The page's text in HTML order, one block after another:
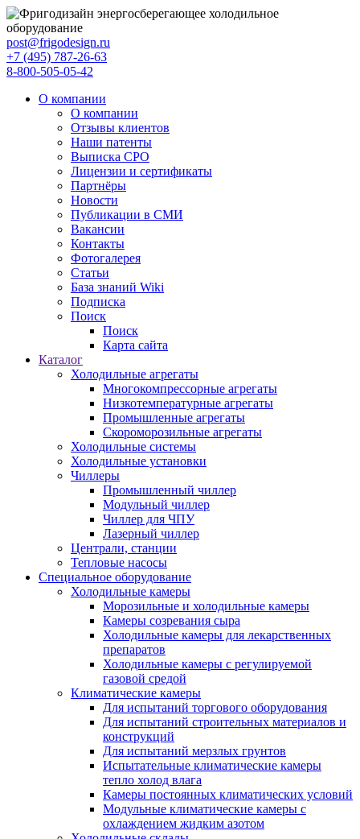
post@frigodesign.ru
+7 (495) 787-26-63
8-800-505-05-42
О компании
О компании
Отзывы клиентов
Наши патенты
Выписка СРО
Лицензии и сертификаты
Партнёры
Новости
Публикации в СМИ
Вакансии
Контакты
Фотогалерея
Статьи
База знаний Wiki
Подписка
Поиск
Поиск
Карта сайта
Каталог
Холодильные агрегаты
Многокомпрессорные агрегаты
Низкотемпературные агрегаты
Промышленные агрегаты
Скороморозильные агрегаты
Холодильные системы
Холодильные установки
Чиллеры
Промышленный чиллер
Модульный чиллер
Чиллер для ЧПУ
Лазерный чиллер
Централи, станции
Тепловые насосы
Специальное оборудование
Холодильные камеры
Морозильные и холодильные камеры
Камеры созревания сыра
Холодильные камеры для лекарственных
препаратов
Холодильные камеры с регулируемой
газовой средой
Климатические камеры
Для испытаний торгового оборудования
Для испытаний строительных материалов и
конструкций
Для испытаний мерзлых грунтов
Испытательные климатические камеры
тепло холод влага
Камеры постоянных климатических условий
Модульные климатические камеры с
охлаждением жидким азотом